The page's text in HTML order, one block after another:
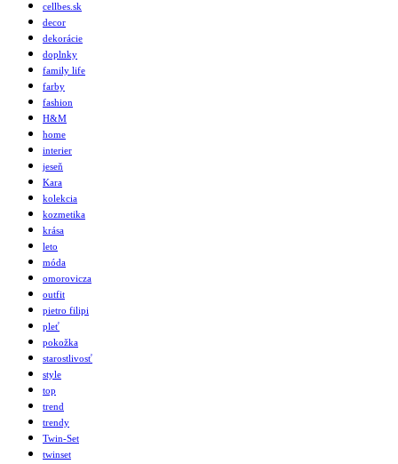
cellbes.sk
decor
dekorácie
doplnky
family life
farby
fashion
H&M
home
interier
jeseň
Kara
kolekcia
kozmetika
krása
leto
móda
omorovicza
outfit
pietro filipi
pleť
pokožka
starostlivosť
style
top
trend
trendy
Twin-Set
twinset